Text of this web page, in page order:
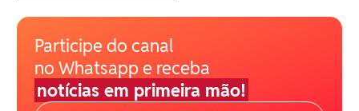
Participe do canal
no Whatsapp e receba
notícias em primeira mão!